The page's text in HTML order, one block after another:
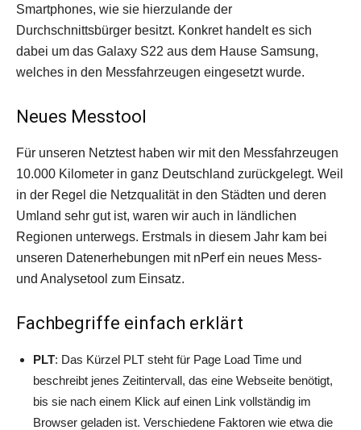
Smartphones, wie sie hierzulande der
Durchschnittsbürger besitzt. Konkret handelt es sich
dabei um das Galaxy S22 aus dem Hause Samsung,
welches in den Messfahrzeugen eingesetzt wurde.
Neues Messtool
Für unseren Netztest haben wir mit den Messfahrzeugen
10.000 Kilometer in ganz Deutschland zurückgelegt. Weil
in der Regel die Netzqualität in den Städten und deren
Umland sehr gut ist, waren wir auch in ländlichen
Regionen unterwegs. Erstmals in diesem Jahr kam bei
unseren Datenerhebungen mit nPerf ein neues Mess-
und Analysetool zum Einsatz.
Fachbegriffe einfach erklärt
PLT: Das Kürzel PLT steht für Page Load Time und
beschreibt jenes Zeitintervall, das eine Webseite benötigt,
bis sie nach einem Klick auf einen Link vollständig im
Browser geladen ist. Verschiedene Faktoren wie etwa die